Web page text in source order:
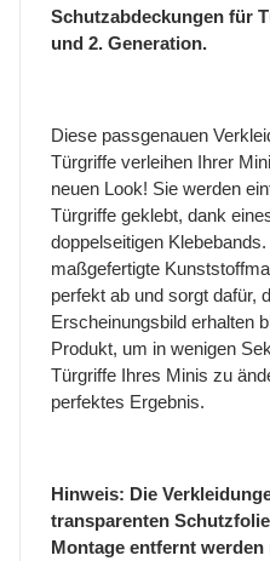
Schutzabdeckungen für
und 2. Generation.
Diese passgenauen
Türgriffe verleihen Ihrer
neuen Look! Sie werden
Türgriffe geklebt, dank
doppelseitigen
maßgefertigte
perfekt ab und sorgt dafür,
Erscheinungsbild erhalten
Produkt, um in wenigen
Türgriffe Ihres Minis zu
perfektes Ergebnis.
Hinweis: Die
transparenten
Montage entfernt